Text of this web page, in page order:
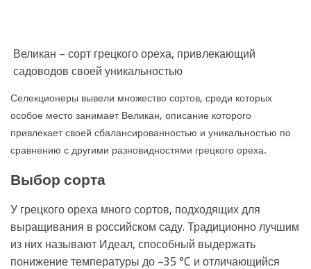
Великан – сорт грецкого ореха, привлекающий
садоводов своей уникальностью
Селекционеры вывели множество сортов, среди которых
особое место занимает Великан, описание которого
привлекает своей сбалансированностью и уникальностью по
сравнению с другими разновидностями грецкого ореха.
Выбор сорта
У грецкого ореха много сортов, подходящих для
выращивания в российском саду. Традиционно лучшим
из них называют Идеал, способный выдержать
понижение температуры до –35 °C и отличающийся